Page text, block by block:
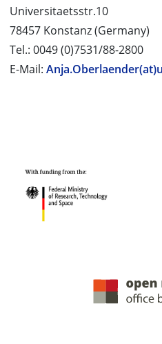
Universitaetsstr.10
78457 Konstanz (Germany)
Tel.: 0049 (0)7531/88-2800
E-Mail: